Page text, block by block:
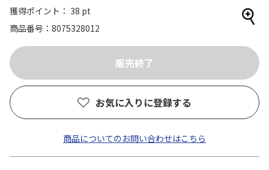
獲得ポイント： 38 pt
商品番号
8075328012
お気に入りに登録する
商品についてのお問い合わせはこちら